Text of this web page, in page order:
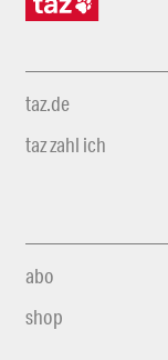
taz.de
taz zahl ich
abo
shop